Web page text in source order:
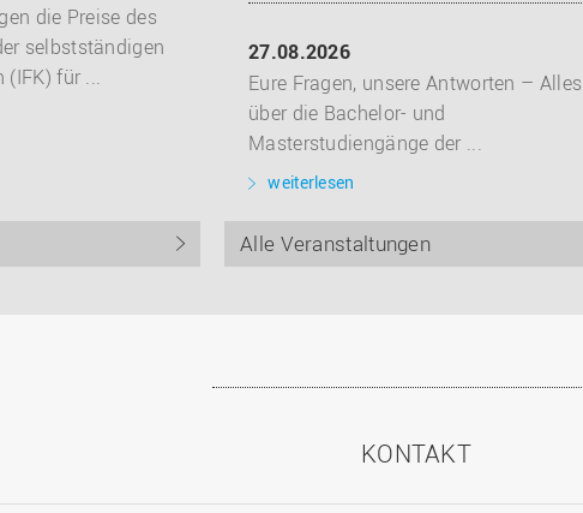
die Preise des
selbstständigen
(IFK) für ...
27.08.2026
Eure Fragen, unsere Antworten – Alles
über die Bachelor- und
Masterstudiengänge der ...
weiterlesen
Alle Veranstaltungen
KONTAKT